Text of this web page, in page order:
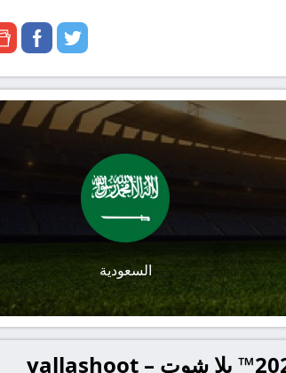
twitter
facebook
google
السعودية